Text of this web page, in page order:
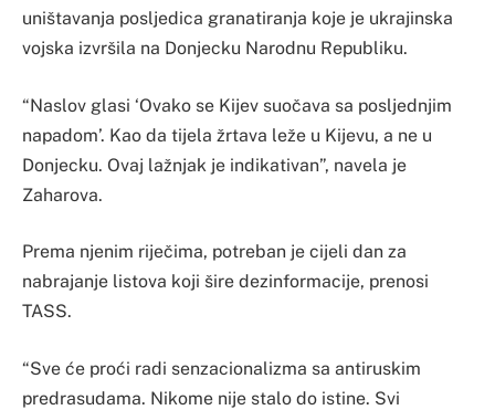
uništavanja posljedica granatiranja koje je ukrajinska
vojska izvršila na Donjecku Narodnu Republiku.
“Naslov glasi ‘Ovako se Kijev suočava sa posljednjim
napadom’. Kao da tijela žrtava leže u Kijevu, a ne u
Donjecku. Ovaj lažnjak je indikativan”, navela je
Zaharova.
Prema njenim riječima, potreban je cijeli dan za
nabrajanje listova koji šire dezinformacije, prenosi
TASS.
“Sve će proći radi senzacionalizma sa antiruskim
predrasudama. Nikome nije stalo do istine. Svi